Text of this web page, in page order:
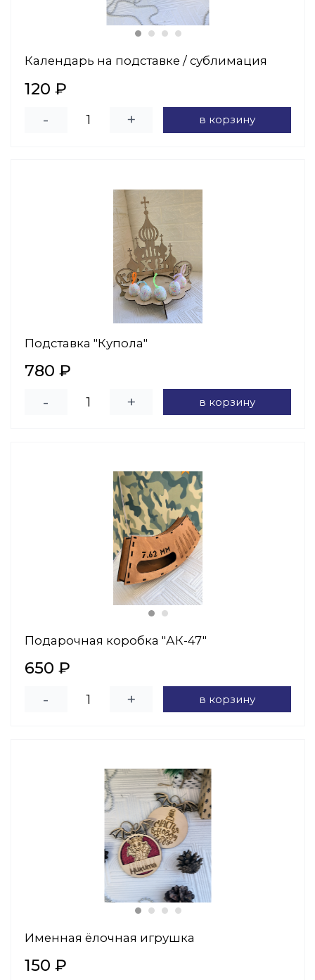
Календарь на подставке / сублимация
120 ₽
-
+ в корзину
Подставка "Купола"
780 ₽
-
+ в корзину
Подарочная коробка "АК-47"
650 ₽
-
+ в корзину
Именная ёлочная игрушка
150 ₽